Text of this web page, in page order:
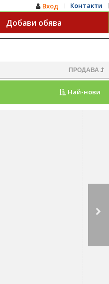
Контакти
Вход
Добави обява
ПРОДАВА
Най-нови